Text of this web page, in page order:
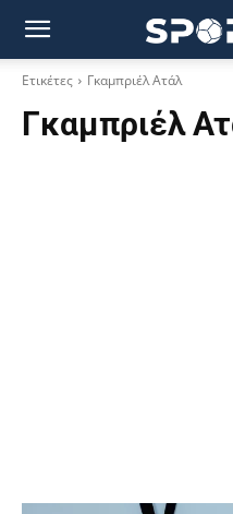
Ετικέτες Γκαμπριέλ Ατάλ
Γκαμπριέλ